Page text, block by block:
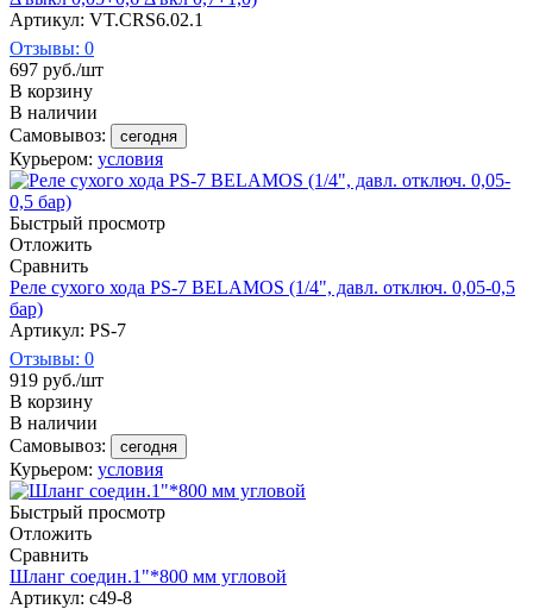
Артикул: VT.CRS6.02.1
Отзывы: 0
697 руб./шт
В корзину
В наличии
Самовывоз:
сегодня
Курьером: условия
Быстрый просмотр
Отложить
Сравнить
Реле сухого хода PS-7 BELAMOS (1/4", давл. отключ. 0,05-0,5
бар)
Артикул: PS-7
Отзывы: 0
919 руб./шт
В корзину
В наличии
Самовывоз:
сегодня
Курьером: условия
Быстрый просмотр
Отложить
Сравнить
Шланг соедин.1"*800 мм угловой
Артикул: c49-8